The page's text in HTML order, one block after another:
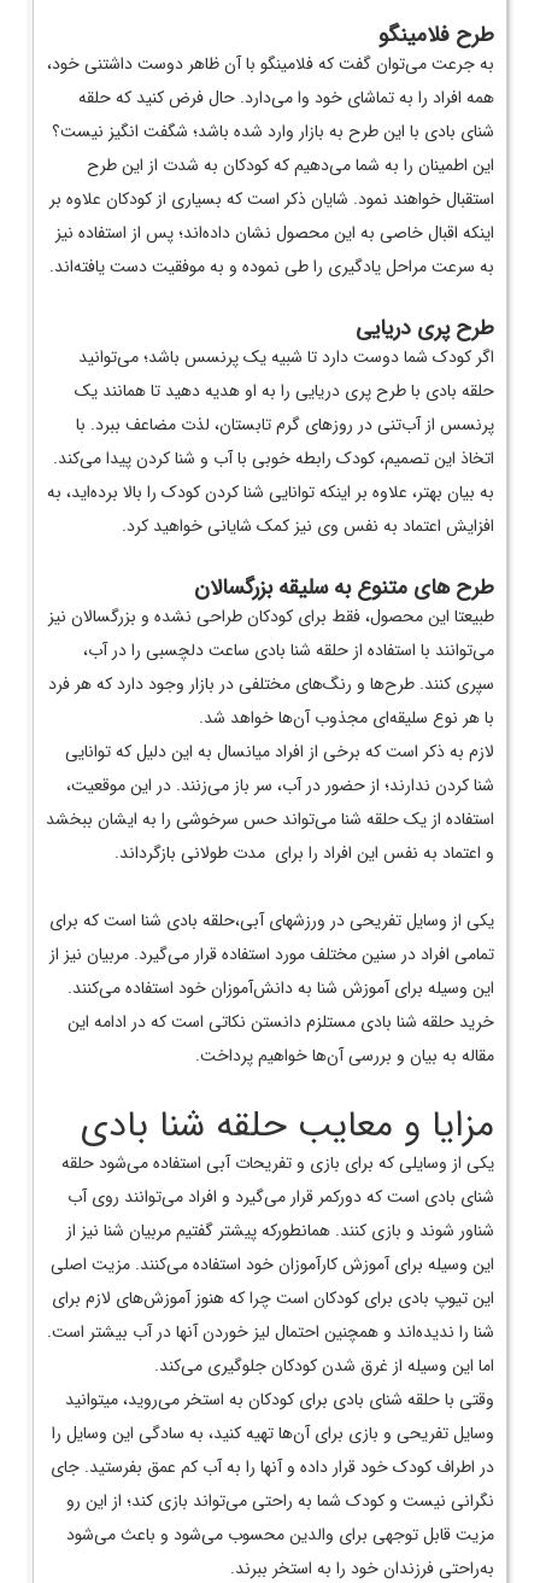
طرح فلامینگو
به جرعت می‌توان گفت که فلامینگو با آن ظاهر دوست داشتنی خود،
همه افراد را به تماشای خود وا می‌دارد. حال فرض کنید که حلقه
شنای بادی با این طرح به بازار وارد شده باشد؛ شگفت انگیز نیست؟
این اطمینان را به شما می‌دهیم که کودکان به شدت از این طرح
استقبال خواهند نمود. شایان ذکر است که بسیاری از کودکان علاوه بر
اینکه اقبال خاصی به این محصول نشان داده‌اند؛ پس از استفاده نیز
به سرعت مراحل یادگیری را طی نموده و به موفقیت دست یافته‌اند.
طرح پری دریایی
اگر کودک شما دوست دارد تا شبیه یک پرنسس باشد؛ می‌توانید
حلقه بادی با طرح پری دریایی را به او هدیه دهید تا همانند یک
پرنسس از آب‌تنی در روزهای گرم تابستان، لذت مضاعف ببرد. با
اتخاذ این تصمیم، کودک رابطه خوبی با آب و شنا کردن پیدا می‌کند.
به بیان بهتر، علاوه بر اینکه توانایی شنا کردن کودک را بالا برده‌اید، به
افزایش اعتماد به نفس وی نیز کمک شایانی خواهید کرد.
طرح های متنوع به سلیقه بزرگسالان
طبیعتا این محصول، فقط برای کودکان طراحی نشده و بزرگسالان نیز
می‌توانند با استفاده از حلقه شنا بادی ساعت دلچسبی را در آب،
سپری کنند. طرح‌ها و رنگ‌های مختلفی در بازار وجود دارد که هر فرد
با هر نوع سلیقه‌ای مجذوب آن‌ها خواهد شد.
لازم به ذکر است که برخی از افراد میانسال به این دلیل که توانایی
شنا کردن ندارند؛ از حضور در آب، سر باز می‌زنند. در این موقعیت،
استفاده از یک حلقه شنا می‌تواند حس سرخوشی را به ایشان ببخشد
و اعتماد به نفس این افراد را برای مدت طولانی بازگرداند.
یکی از وسایل تفریحی در ورزش­های آبی،حلقه بادی شنا است که برای
تمامی افراد در سنین مختلف مورد استفاده قرار می‌­گیرد. مربیان نیز از
این وسیله برای آموزش شنا به دانش‌آموزان خود استفاده می‌­کنند.
خرید حلقه شنا بادی مستلزم دانستن نکاتی است که در ادامه این
مقاله به بیان و بررسی آن­‌ها خواهیم پرداخت.
مزایا و معایب حلقه شنا بادی
یکی از وسایلی که برای بازی و تفریحات آبی استفاده می­‌شود حلقه
شنای بادی است که دورکمر قرار می‌­گیرد و افراد می‌­توانند روی آب
شناور شوند و بازی کنند. همانطورکه پیش­تر گفتیم مربیان شنا نیز از
این وسیله برای آموزش کارآموزان خود استفاده می‌­کنند. مزیت اصلی
این تیوپ بادی برای کودکان است چرا که هنوز آموزش‌­های لازم برای
شنا را ندیده‌­اند و همچنین احتمال لیز خوردن آن­ها در آب بیشتر است.
اما این وسیله از غرق شدن کودکان جلوگیری می‌­کند.
وقتی با حلقه شنای بادی برای کودکان به استخر می‌­روید، می­توانید
وسایل تفریحی و بازی برای آن‌ها تهیه کنید، به سادگی این وسایل را
در اطراف کودک خود قرار داده و آنها را به آب کم عمق بفرستید. جای
نگرانی نیست و کودک شما به راحتی می‌تواند بازی کند؛ از این رو
مزیت قابل توجهی برای والدین محسوب می‌­شود و باعث می‌­شود
به‌راحتی فرزندان خود را به استخر ببرند.